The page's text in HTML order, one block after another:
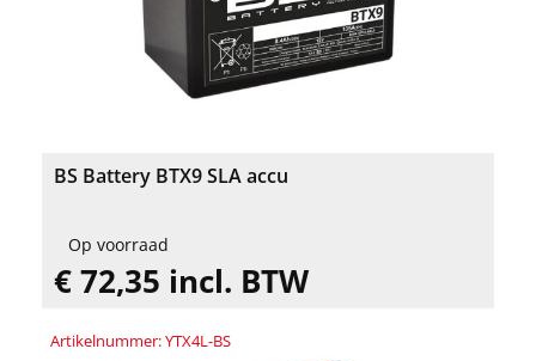
BS Battery BTX9 SLA accu
Op voorraad
€ 72,35 incl. BTW
Artikelnummer: YTX4L-BS